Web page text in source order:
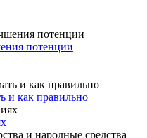
потенции
и как правильно